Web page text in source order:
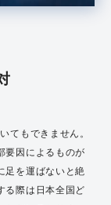
てもできません。
要因によるものが
足を運ばないと絶
る際は日本全国ど